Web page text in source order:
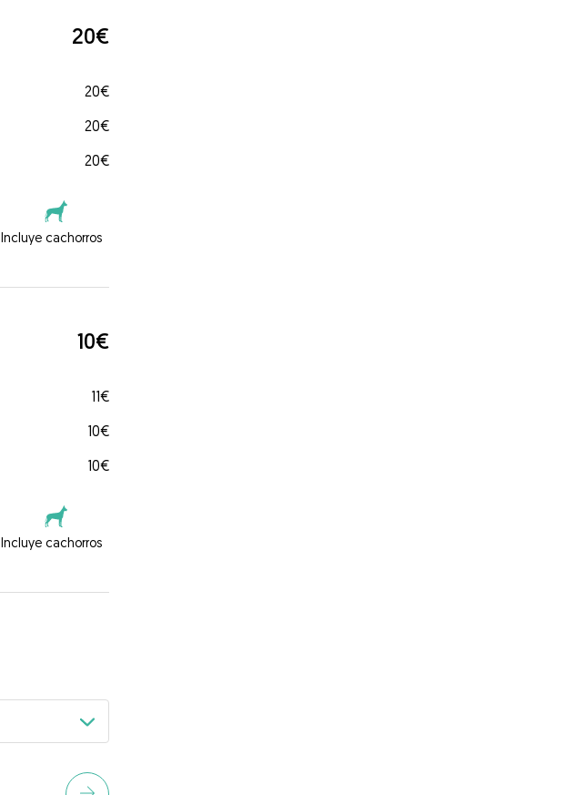
20€
20€
20€
20€
Incluye cachorros
10€
11€
10€
10€
Incluye cachorros